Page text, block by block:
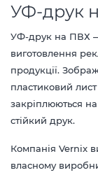
УФ-друк
УФ-друк на ПВХ
виготовлення
продукції.
пластиковий
закріплюються
стійкий друк.
Компанія Vernix
власному